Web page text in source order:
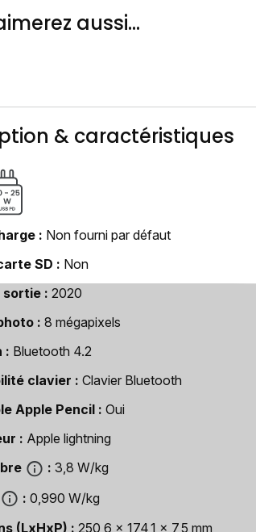
aussi...
& caractéristiques
Non fourni par défaut
SD
Non
sortie
2020
8 mégapixels
Bluetooth 4.2
clavier
Clavier Bluetooth
Apple Pencil
Oui
Apple lightning
3,8 W/kg
0,990 W/kg
(LxHxP)
250,6 x 174,1 x 7,5 mm